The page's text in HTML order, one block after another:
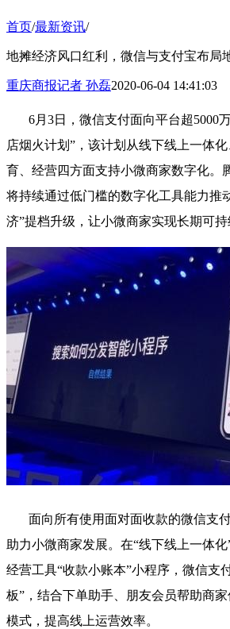
首页/最新资讯/
地摊经济风口红利，微信与支付宝布局
重庆商报记者 孙磊2020-06-04 14:41:03
6月3日，微信支付面向平台超5000
店烟火计划”，该计划从线下线上一体
育、经营四方面支持小微商家数字化。
将持续通过低门槛的数字化工具能力推
济”提档升级，让小微商家实现长期可持
面向所有使用面对面收款的微信支
助力小微商家发展。在“线下线上一体
经营工具“收款小账本”小程序，微信支
板”，结合下单助手、朋友会员帮助商
模式，提高线上运营效率。